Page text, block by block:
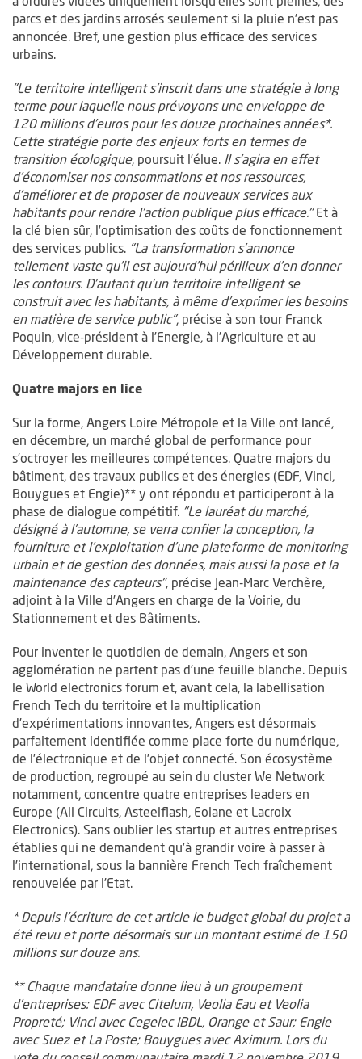
parcs et des jardins arrosés seulement si la pluie n’est pas
annoncée. Bref, une gestion plus efficace des services
urbains.
"Le territoire intelligent s’inscrit dans une stratégie à long
terme pour laquelle nous prévoyons une enveloppe de
120 millions d’euros pour les douze prochaines années*.
Cette stratégie porte des enjeux forts en termes de
transition écologique, poursuit l’élue. Il s’agira en effet
d’économiser nos consommations et nos ressources,
d’améliorer et de proposer de nouveaux services aux
habitants pour rendre l’action publique plus efficace."Et à
la clé bien sûr, l’optimisation des coûts de fonctionnement
des services publics. "La transformation s’annonce
tellement vaste qu’il est aujourd’hui périlleux d’en donner
les contours. D’autant qu’un territoire intelligent se
construit avec les habitants, à même d’exprimer les besoins
en matière de service public", précise à son tour Franck
Poquin, vice-président à l’Energie, à l’Agriculture et au
Développement durable.
Quatre majors en lice
Sur la forme, Angers Loire Métropole et la Ville ont lancé,
en décembre, un marché global de performance pour
s’octroyer les meilleures compétences. Quatre majors du
bâtiment, des travaux publics et des énergies (EDF, Vinci,
Bouygues et Engie)** y ont répondu et participeront à la
phase de dialogue compétitif. "Le lauréat du marché,
désigné à l’automne, se verra confier la conception, la
fourniture et l’exploitation d’une plateforme de monitoring
urbain et de gestion des données, mais aussi la pose et la
maintenance des capteurs", précise Jean-Marc Verchère,
adjoint à la Ville d’Angers en charge de la Voirie, du
Stationnement et des Bâtiments.
Pour inventer le quotidien de demain, Angers et son
agglomération ne partent pas d’une feuille blanche. Depuis
le World electronics forum et, avant cela, la labellisation
French Tech du territoire et la multiplication
d’expérimentations innovantes, Angers est désormais
parfaitement identifiée comme place forte du numérique,
de l’électronique et de l’objet connecté. Son écosystème
de production, regroupé au sein du cluster We Network
notamment, concentre quatre entreprises leaders en
Europe (All Circuits, Asteelflash, Eolane et Lacroix
Electronics). Sans oublier les startup et autres entreprises
établies qui ne demandent qu’à grandir voire à passer à
l’international, sous la bannière French Tech fraîchement
renouvelée par l’Etat.
* Depuis l'écriture de cet article le budget global du projet a
été revu et porte désormais sur un montant estimé de 150
millions sur douze ans.
** Chaque mandataire donne lieu à un groupement
d’entreprises: EDF avec Citelum, Veolia Eau et Veolia
Propreté; Vinci avec Cegelec IBDL, Orange et Saur; Engie
avec Suez et La Poste; Bouygues avec Aximum. Lors du